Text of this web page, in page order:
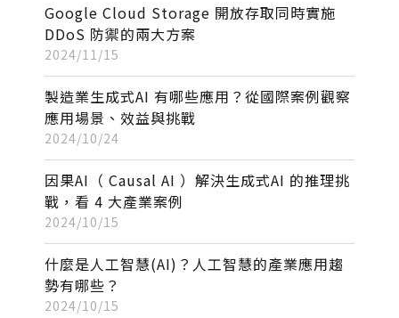
Google Cloud Storage 開放存取同時實施
DDoS 防禦的兩大方案
2024/11/15
製造業生成式AI 有哪些應用？從國際案例觀察
應用場景、效益與挑戰
2024/10/24
因果AI（ Causal AI ）解決生成式AI 的推理挑
戰，看 4 大產業案例
2024/10/15
什麼是人工智慧(AI)？人工智慧的產業應用趨
勢有哪些？
2024/10/15